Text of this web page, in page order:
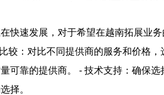
快速发展，对于希望在越南拓展业
较：对比不同提供商的服务和价格
可靠的提供商。 - 技术支持：确保
择。